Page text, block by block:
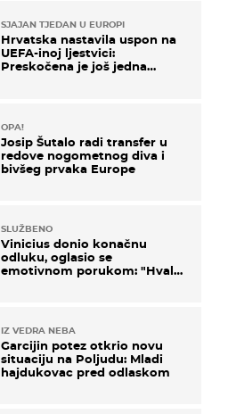
SJAJAN TJEDAN U EUROPI
Hrvatska nastavila uspon na
UEFA-inoj ljestvici:
Preskočena je još jedna
OPA!
Josip Šutalo radi transfer u
redove nogometnog diva i
bivšeg prvaka Europe
SLUŽBENO
Vinicius donio konačnu
odluku, oglasio se
emotivnom porukom: "Hvala
IZ VEDRA NEBA
Garcijin potez otkrio novu
situaciju na Poljudu: Mladi
hajdukovac pred odlaskom